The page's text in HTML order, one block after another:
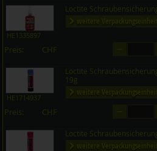
HE1335897
Loctite
weitere
Preis: CHF
HE1714937
Loctite
19g
weitere
Preis: CHF
Loctite
weitere